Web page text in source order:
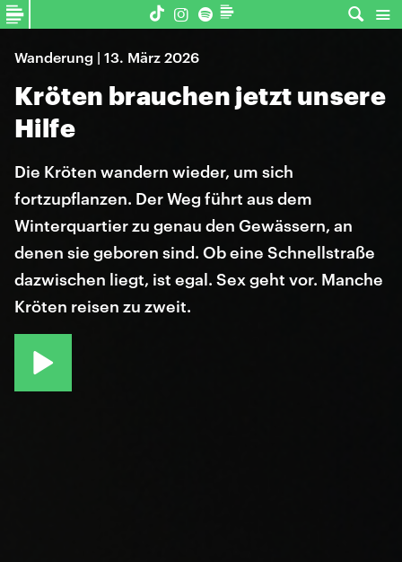
Wanderung | 13. März 2026
Kröten brauchen jetzt unsere
Hilfe
Die Kröten wandern wieder, um sich
fortzupflanzen. Der Weg führt aus dem
Winterquartier zu genau den Gewässern, an
denen sie geboren sind. Ob eine Schnellstraße
dazwischen liegt, ist egal. Sex geht vor. Manche
Kröten reisen zu zweit.